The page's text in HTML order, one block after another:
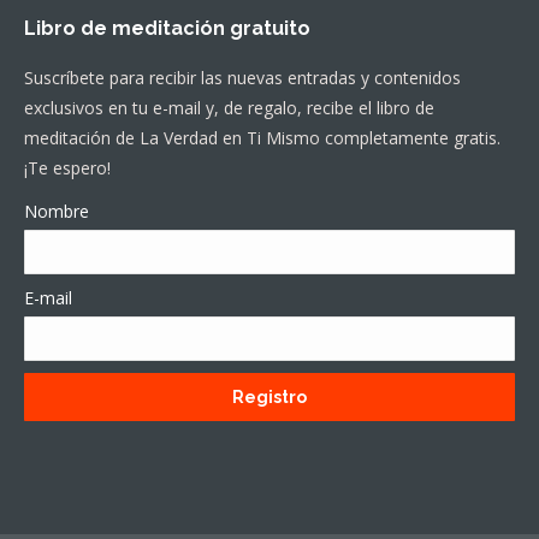
Libro de meditación gratuito
Suscríbete para recibir las nuevas entradas y contenidos
exclusivos en tu e-mail y, de regalo, recibe el libro de
meditación de La Verdad en Ti Mismo completamente gratis.
¡Te espero!
Nombre
E-mail